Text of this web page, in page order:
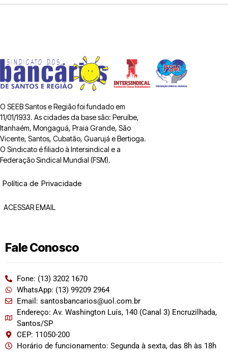
O SEEB Santos e Região foi fundado em
11/01/1933. As cidades da base são: Peruíbe,
Itanhaém, Mongaguá, Praia Grande, São
Vicente, Santos, Cubatão, Guarujá e Bertioga.
O Sindicato é filiado à Intersindical e a
Federação Sindical Mundial (FSM).
Política de Privacidade
ACESSAR EMAIL
Fale Conosco
Fone: (13) 3202 1670
WhatsApp: (13) 99209 2964
Email: santosbancarios@uol.com.br
Endereço: Av. Washington Luís, 140 (Canal 3) Encruzilhada,
Santos/SP
CEP: 11050-200
Horário de funcionamento: Segunda à sexta, das 8h às 18h